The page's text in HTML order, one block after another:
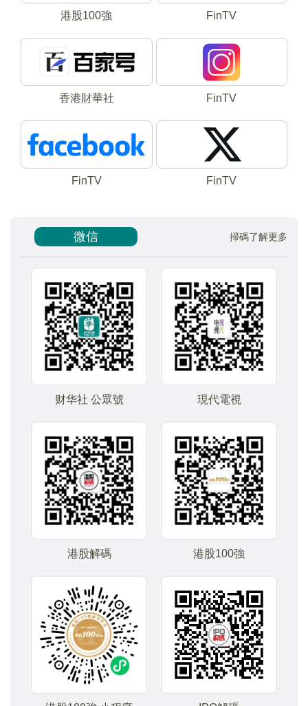
港股100強 FinTV
香港財華社 FinTV
FinTV FinTV
微信 掃碼了解更多
财华社 公眾號 現代電視
港股解碼 港股100強